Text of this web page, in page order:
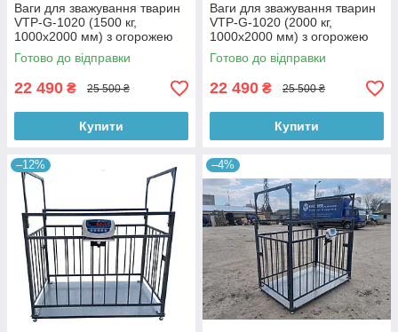
Ваги для зважування тварин
VTP-G-1020 (1500 кг,
1000х2000 мм) з огорожею
1500 мм
Готово до відправки
22 490 ₴ 25 500 ₴
Купити
Ваги для зважування тварин
VTP-G-1020 (2000 кг,
1000х2000 мм) з огорожею
1200 мм
Готово до відправки
22 490 ₴ 25 500 ₴
Купити
–12% –4%